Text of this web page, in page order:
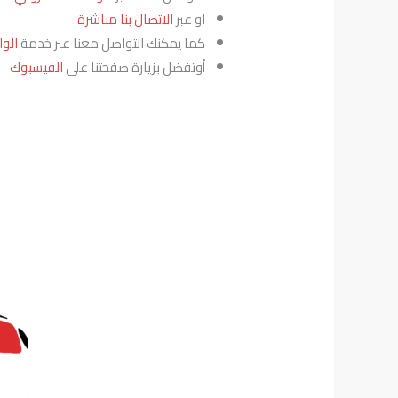
او عبرالاتصال بنا مباشرة
كما يمكنك التواصل معنا عبر خدمة
أوتفضل بزيارة صفحتنا علىالفيسبوك